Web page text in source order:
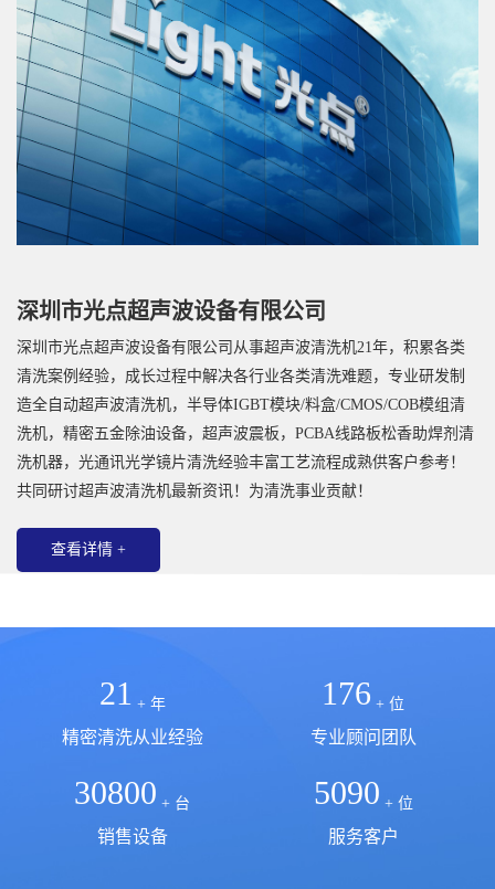
深圳市光点超声波设备有限公司
深圳市光点超声波设备有限公司从事超声波清洗机21年，积累各类
清洗案例经验，成长过程中解决各行业各类清洗难题，专业研发制
造全自动超声波清洗机，半导体IGBT模块/料盒/CMOS/COB模组清
洗机，精密五金除油设备，超声波震板，PCBA线路板松香助焊剂清
洗机器，光通讯光学镜片清洗经验丰富工艺流程成熟供客户参考！
共同研讨超声波清洗机最新资讯！为清洗事业贡献！
查看详情 +
21 + 年
精密清洗从业经验
176 + 位
专业顾问团队
30800 + 台
销售设备
5090 + 位
服务客户